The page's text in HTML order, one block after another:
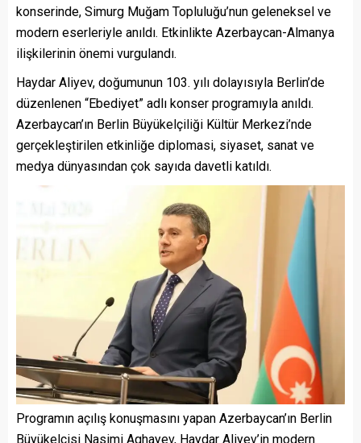
konserinde, Simurg Muğam Topluluğu’nun geleneksel ve
modern eserleriyle anıldı. Etkinlikte Azerbaycan-Almanya
ilişkilerinin önemi vurgulandı.
Haydar Aliyev, doğumunun 103. yılı dolayısıyla Berlin’de
düzenlenen “Ebediyet” adlı konser programıyla anıldı.
Azerbaycan’ın Berlin Büyükelçiliği Kültür Merkezi’nde
gerçekleştirilen etkinliğe diplomasi, siyaset, sanat ve
medya dünyasından çok sayıda davetli katıldı.
Programın açılış konuşmasını yapan Azerbaycan’ın Berlin
Büyükelçisi Nasimi Aghayev, Haydar Aliyev’in modern